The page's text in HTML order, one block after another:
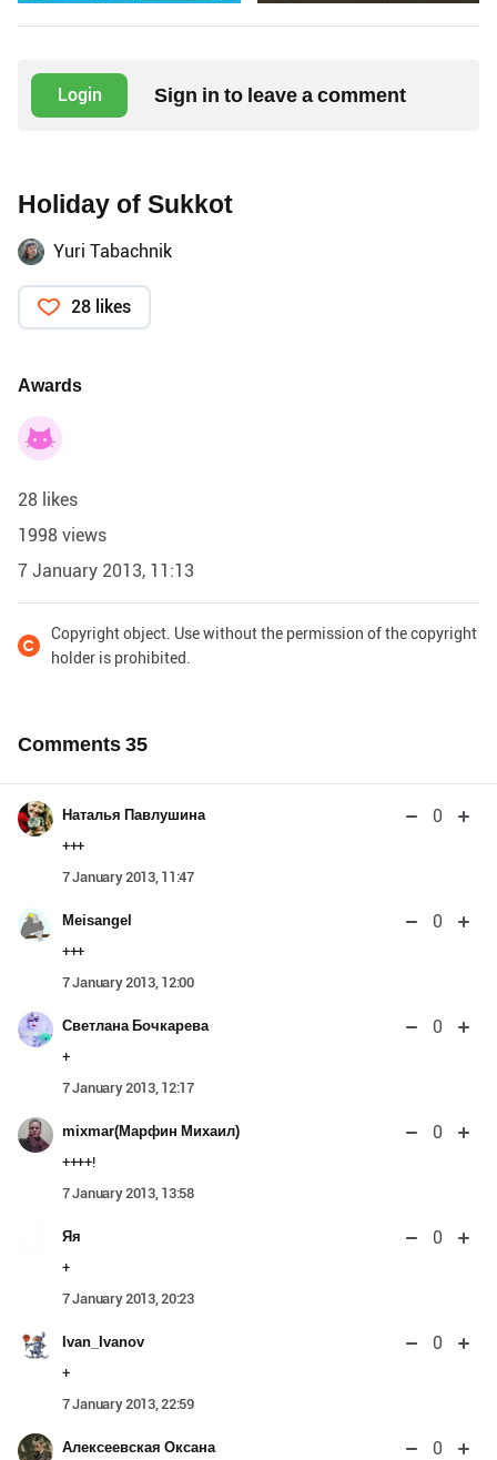
Login Sign in to leave a comment
Holiday of Sukkot
Yuri Tabachnik
28 likes
Awards
28 likes
1998 views
7 January 2013, 11:13
Copyright object. Use without the permission of the copyright
holder is prohibited.
Comments35
Наталья Павлушина 0
+++
7 January 2013, 11:47
Meisangel 0
+++
7 January 2013, 12:00
Светлана Бочкарева 0
+
7 January 2013, 12:17
mixmar(Марфин Михаил) 0
++++!
7 January 2013, 13:58
Яя 0
+
7 January 2013, 20:23
Ivan_Ivanov 0
+
7 January 2013, 22:59
Алексеевская Оксана 0